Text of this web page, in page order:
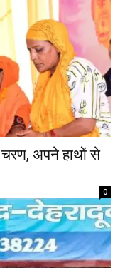
चरण, अपने हाथों से
0